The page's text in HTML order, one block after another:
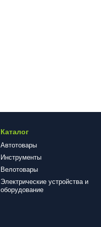
Каталог
Автотовары
Инструменты
Велотовары
Электрические устройства и
оборудование